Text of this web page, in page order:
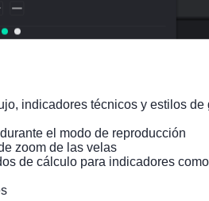
3.136
%
3.244
%
Jan
indicadores técnicos y estilos de
el modo de reproducción
zoom de las velas
de cálculo para indicadores